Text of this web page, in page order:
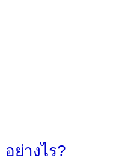
อย่างไร?